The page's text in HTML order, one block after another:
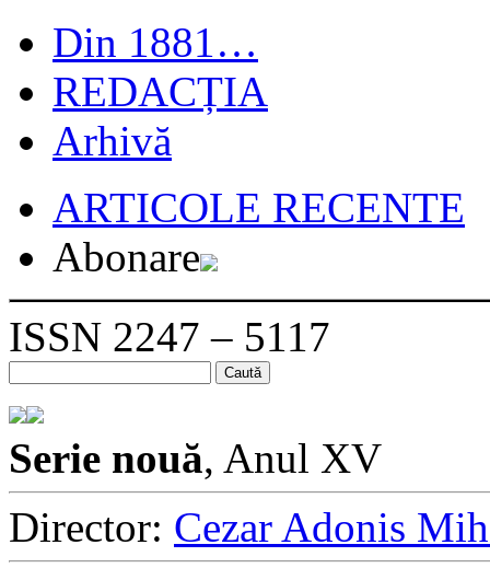
Din 1881…
REDACȚIA
Arhivă
ARTICOLE RECENTE
Abonare
ISSN 2247 – 5117
după:
Serie nouă, Anul XV
Director: Cezar Adonis